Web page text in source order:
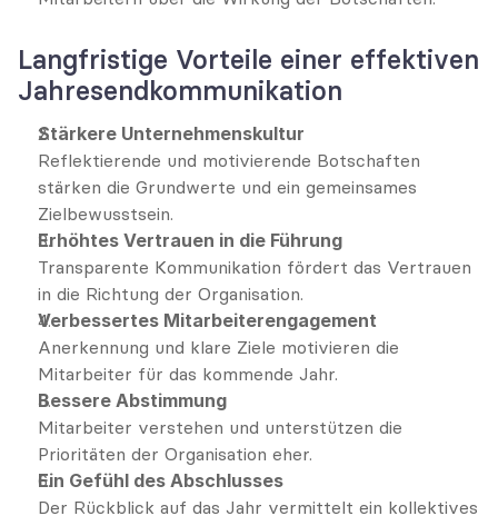
Langfristige Vorteile einer effektiven
Jahresendkommunikation
Stärkere Unternehmenskultur
Reflektierende und motivierende Botschaften
stärken die Grundwerte und ein gemeinsames
Zielbewusstsein.
Erhöhtes Vertrauen in die Führung
Transparente Kommunikation fördert das Vertrauen
in die Richtung der Organisation.
Verbessertes Mitarbeiterengagement
Anerkennung und klare Ziele motivieren die
Mitarbeiter für das kommende Jahr.
Bessere Abstimmung
Mitarbeiter verstehen und unterstützen die
Prioritäten der Organisation eher.
Ein Gefühl des Abschlusses
Der Rückblick auf das Jahr vermittelt ein kollektives